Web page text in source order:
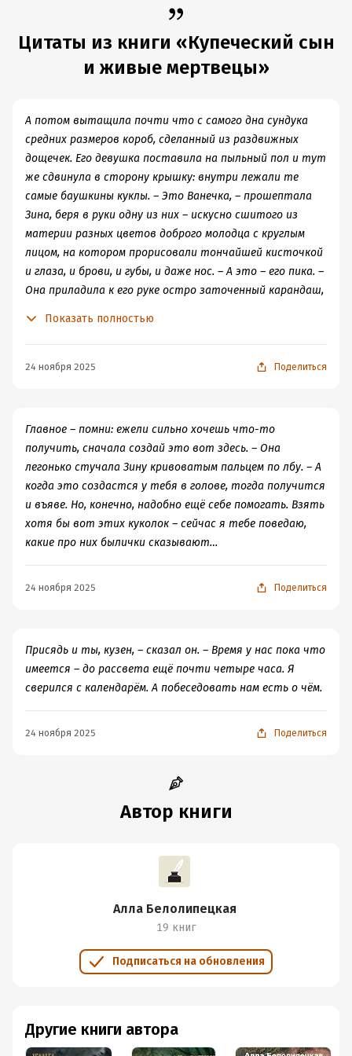
Автор избегает дешёвых
трюков: нет внезапных близнецов или необъяснимых
поворотов. Все подозреваемые на виду, но мотивы их
раскрываются постепенно и ведет к финальной
Слабые места
Отсутствие редактуры(либо редактора не слушали,
либо его не было, либо его надо уволить). Не верю, что
редактор мог пропустить "испытал чувство похожее на
оцепенение" и не исправить на "оцепенел".
Озвучка (в аудиоверсии).
интонационной подачей: логические паузы расставлены
хаотично, а эмоциональные акценты теряются. Даже
без актёрской игры можно было добиться чёткости —
здесь же звучание напоминает чтение «с листа». Я
но а кому сейчас легко.
кадр» жителями. Зачем так было делать? В зомби-
историях самое веселое - это погоня зомби за живыми.
Сериал "Ходячие мертвецы" был смотрибелен, пока
герои убегали от зомби, как только они стали трындеть
о чувствах не 20, а 90 % экранного времени, его нужно
было списывать в утиль.
Моменты, которые запомнились
скрежет в гробу отца (умершего 10 лет назад),
чёрного юмора в жанре. Я надеюсь, это был юмор
автора, а не фееричная тупизна главного героя.
Цитаты из книги «Купеческий сын
и живые мертвецы»
А потом вытащила почти что с самого дна сундука
средних размеров короб, сделанный из раздвижных
дощечек. Его девушка поставила на пыльный пол и тут
же сдвинула в сторону крышку: внутри лежали те
самые баушкины куклы. – Это Ванечка, – прошептала
Зина, беря в руки одну из них – искусно сшитого из
материи разных цветов доброго молодца с круглым
лицом, на котором прорисовали тончайшей кисточкой
и глаза, и брови, и губы, и даже нос. – А это – его пика. –
Она приладила к его руке остро заточенный карандаш,
Показать полностью
24 ноября 2025 Поделиться
Главное – помни: ежели сильно хочешь что-то
получить, сначала создай это вот здесь. – Она
легонько стучала Зину кривоватым пальцем по лбу. – А
когда это создастся у тебя в голове, тогда получится
и въяве. Но, конечно, надобно ещё себе помогать. Взять
хотя бы вот этих куколок – сейчас я тебе поведаю,
какие про них былички сказывают…
24 ноября 2025 Поделиться
Присядь и ты, кузен, – сказал он. – Время у нас пока что
имеется – до рассвета ещё почти четыре часа. Я
сверился с календарём. А побеседовать нам есть о чём.
24 ноября 2025 Поделиться
Автор книги
Алла Белолипецкая
19 книг
Подписаться на обновления
Другие книги автора